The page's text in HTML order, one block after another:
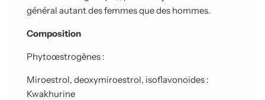
général autant des femmes que des hommes.
Composition
Phytoœstrogènes :
Miroestrol, deoxymiroestrol, isoflavonoides :
Kwakhurine